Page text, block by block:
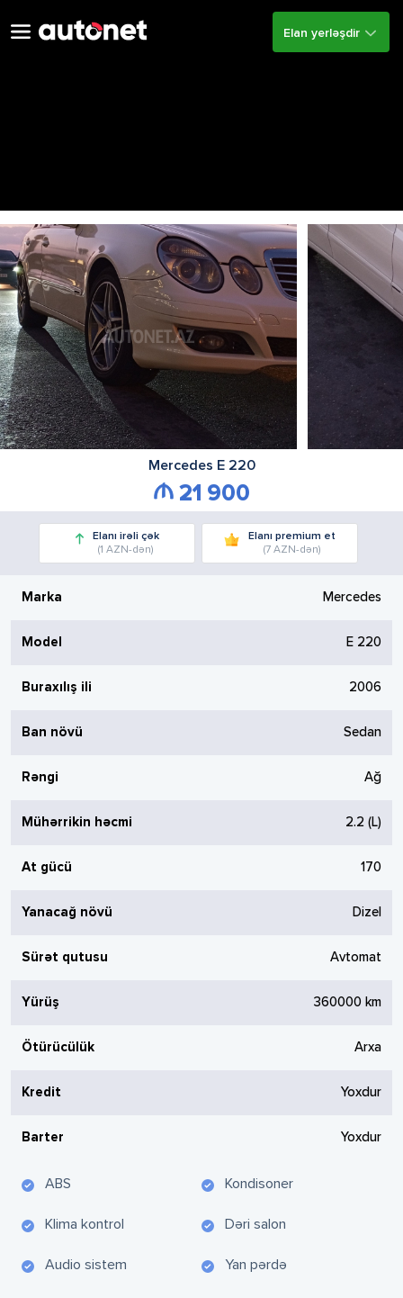
Elan yerləşdir
Mercedes E 220
21 900
Elanı irəli çək
(1 AZN-dən)
Elanı premium et
(7 AZN-dən)
Marka Mercedes
Model E 220
Buraxılış ili 2006
Ban növü Sedan
Rəngi Ağ
Mühərrikin həcmi 2.2 (L)
At gücü 170
Yanacağ növü Dizel
Sürət qutusu Avtomat
Yürüş 360000 km
Ötürücülük Arxa
Kredit Yoxdur
Barter Yoxdur
ABS Kondisoner
Klima kontrol Dəri salon
Audio sistem Yan pərdə